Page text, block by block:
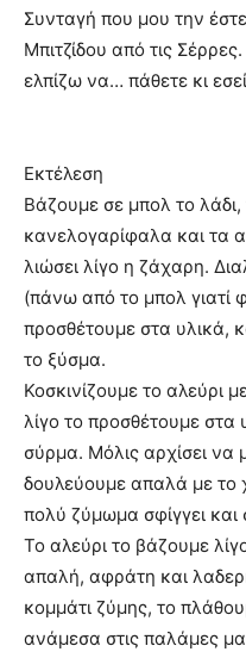
Συνταγή που µου την
Μπιτζίδου από τις
ελπίζω να… πάθετε κι
Εκτέλεση
Βάζουμε σε μπολ το
κανελογαρίφαλα και τα
λιώσει λίγο η ζάχαρη.
(πάνω από το μπολ γιατί
προσθέτουμε στα υλικά,
το ξύσμα.
Κοσκινίζουμε το αλεύρι
λίγο το προσθέτουμε
σύρμα. Μόλις αρχίσει να
δουλεύουμε απαλά µε το
πολύ ζύμωμα σφίγγει
Το αλεύρι το βάζουμε
απαλή, αφράτη και
κομμάτι ζύμης, το
ανάμεσα στις παλάμες